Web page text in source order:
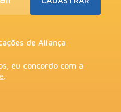
de Aliança
eu concordo com a
.